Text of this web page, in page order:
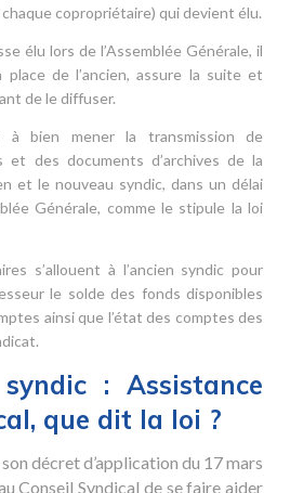
copropriétaire) qui devient élu.
élu lors de l’Assemblée Générale, il
place de l’ancien, assure la suite et
de le diffuser.
à bien mener la transmission de
et des documents d’archives de la
et le nouveau syndic, dans un délai
Générale, comme le stipule la loi
s’allouent à l’ancien syndic pour
le solde des fonds disponibles
ainsi que l’état des comptes des
: Assistance
que dit la loi ?
décret d’application du 17 mars
Conseil Syndical de se faire aider